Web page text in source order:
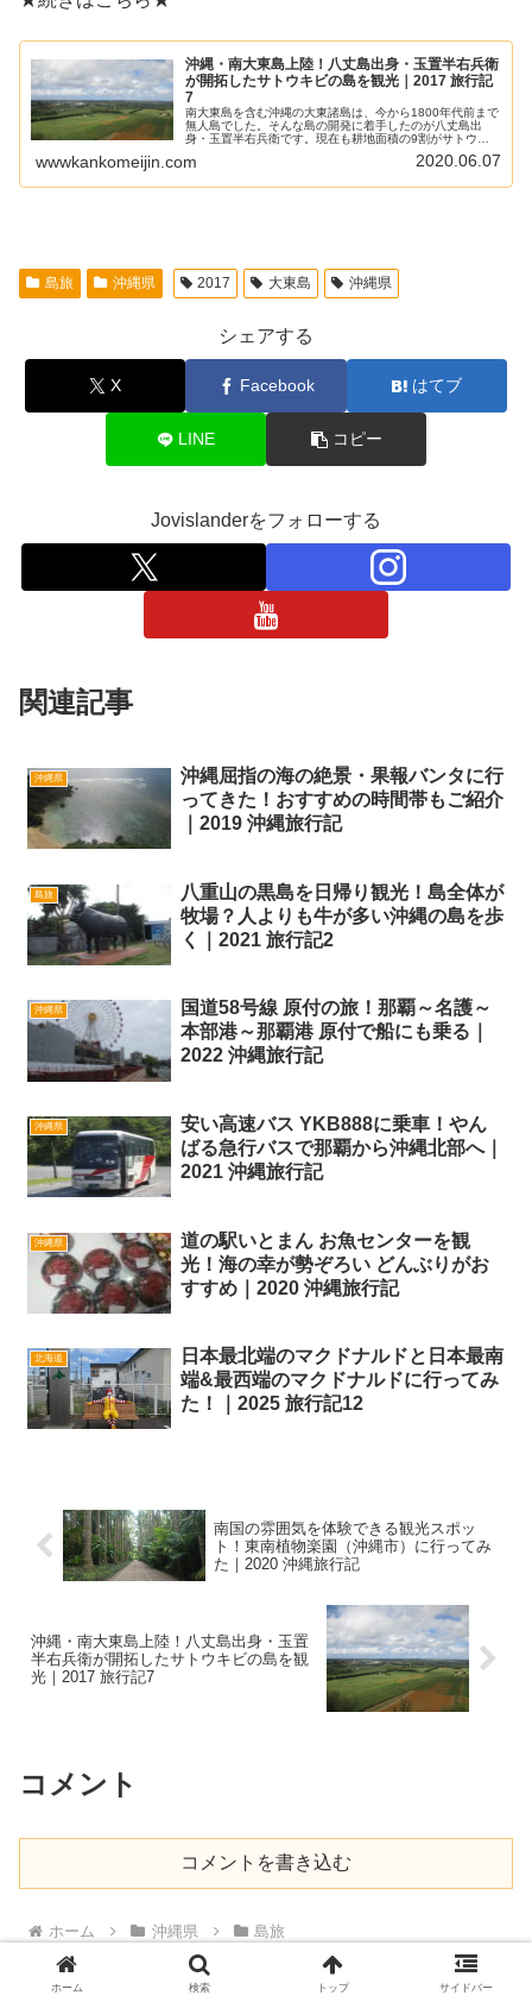
沖縄・南大東島上陸！八丈島出身・玉置半右兵衛
が開拓したサトウキビの島を観光｜2017 旅行記
7
南大東島を含む沖縄の大東諸島は、今から1800年代前まで
無人島でした。そんな島の開発に着手したのが八丈島出
身・玉置半右兵衛です。現在も耕地面積の9割がサトウキ
八丈島の文化も残されています。約6時間という短い滞在
した。
wwwkankomeijin.com 2020.06.07
島旅 沖縄県 2017 大東島 沖縄県
シェアする
X Facebook はてブ
LINE コピー
Jovislanderをフォローする
関連記事
沖縄県
沖縄屈指の海の絶景・果報バンタに行
ってきた！おすすめの時間帯もご紹介
｜2019 沖縄旅行記
島旅
八重山の黒島を日帰り観光！島全体が
牧場？人よりも牛が多い沖縄の島を歩
く｜2021 旅行記2
沖縄県
国道58号線 原付の旅！那覇～名護～
本部港～那覇港 原付で船にも乗る｜
2022 沖縄旅行記
沖縄県
安い高速バス YKB888に乗車！やん
ばる急行バスで那覇から沖縄北部へ｜
2021 沖縄旅行記
沖縄県
道の駅いとまん お魚センターを観
光！海の幸が勢ぞろい どんぶりがお
すすめ｜2020 沖縄旅行記
北海道
日本最北端のマクドナルドと日本最南
端&最西端のマクドナルドに行ってみ
た！｜2025 旅行記12
南国の雰囲気を体験できる観光スポッ
ト！東南植物楽園（沖縄市）に行ってみ
た｜2020 沖縄旅行記
沖縄・南大東島上陸！八丈島出身・玉置
半右兵衛が開拓したサトウキビの島を観
光｜2017 旅行記7
コメント
コメントを書き込む
ホーム 沖縄県 島旅
ホーム 検索 トップ サイドバー